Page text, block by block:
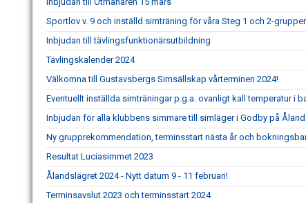
Sportlov v. 9 och inställd simträning för våra Steg 1 och 2-
Inbjudan till tävlingsfunktionärsutbildning
Tävlingskalender 2024
Välkomna till Gustavsbergs Simsällskap vårterminen 2024!
Eventuellt inställda simträningar p.g.a. ovanligt kall temperatur i
Inbjudan för alla klubbens simmare till simläger i Godby på
Ny grupprekommendation, terminsstart nästa år och
Resultat Luciasimmet 2023
Ålandslägret 2024 - Nytt datum 9 - 11 februari!
Terminsavslut 2023 och terminsstart 2024